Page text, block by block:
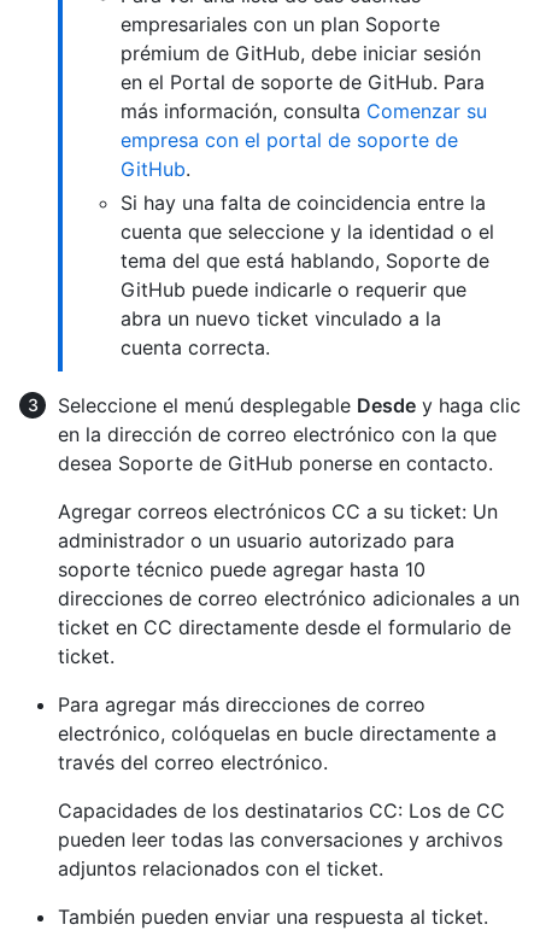
empresariales con un plan Soporte
prémium de GitHub, debe iniciar sesión
en el Portal de soporte de GitHub. Para
más información, consulta Comenzar su
empresa con el portal de soporte de
GitHub.
Si hay una falta de coincidencia entre la
cuenta que seleccione y la identidad o el
tema del que está hablando, Soporte de
GitHub puede indicarle o requerir que
abra un nuevo ticket vinculado a la
cuenta correcta.
Seleccione el menú desplegable Desde y haga clic
en la dirección de correo electrónico con la que
desea Soporte de GitHub ponerse en contacto.
Agregar correos electrónicos CC a su ticket: Un
administrador o un usuario autorizado para
soporte técnico puede agregar hasta 10
direcciones de correo electrónico adicionales a un
ticket en CC directamente desde el formulario de
ticket.
Para agregar más direcciones de correo
electrónico, colóquelas en bucle directamente a
través del correo electrónico.
Capacidades de los destinatarios CC: Los de CC
pueden leer todas las conversaciones y archivos
adjuntos relacionados con el ticket.
También pueden enviar una respuesta al ticket.